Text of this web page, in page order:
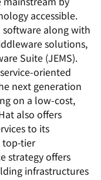
accessible.
software along with
solutions,
Suite (JEMS).
oriented
next generation
on a low-cost,
also offers
to its
top-tier
strategy offers
infrastructures